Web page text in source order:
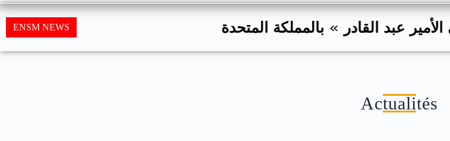
ENSM NEWS الجزائري « كرسي الأمير عبد القادر » بالمملكة المتحدة
Actualités